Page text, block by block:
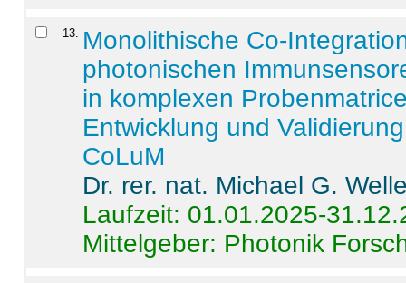
13
Monolithische Co-
photonischen
in komplexen
Entwicklung und
CoLuM
Dr. rer. nat. Michael G.
Laufzeit: 01.01.2025-
Mittelgeber: Photonik